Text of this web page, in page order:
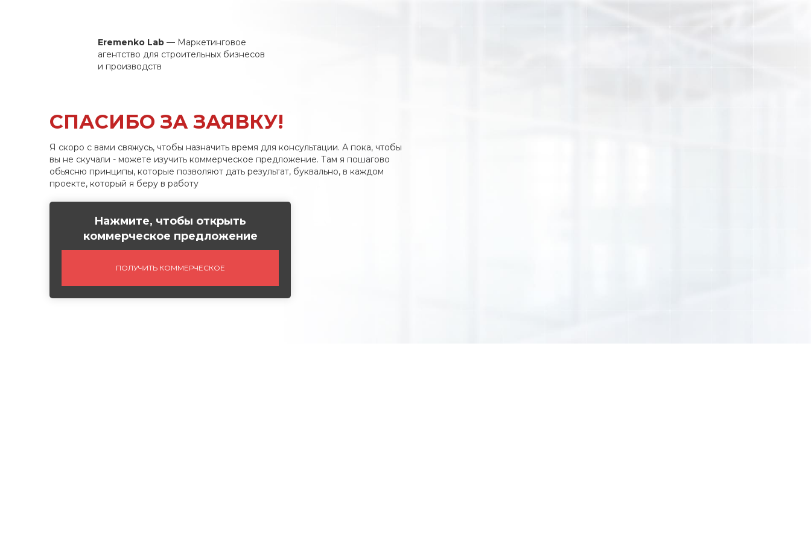
Eremenko Lab — Маркетинговое
агентство для строительных бизнесов
и производств
СПАСИБО ЗА ЗАЯВКУ!
Я скоро с вами свяжусь, чтобы назначить время для консультации. А пока, чтобы
вы не скучали - можете изучить коммерческое предложение. Там я пошагово
обьясню принципы, которые позволяют дать результат, буквально, в каждом
проекте, который я беру в работу
Нажмите, чтобы открыть
коммерческое предложение
ПОЛУЧИТЬ КОММЕРЧЕСКОЕ